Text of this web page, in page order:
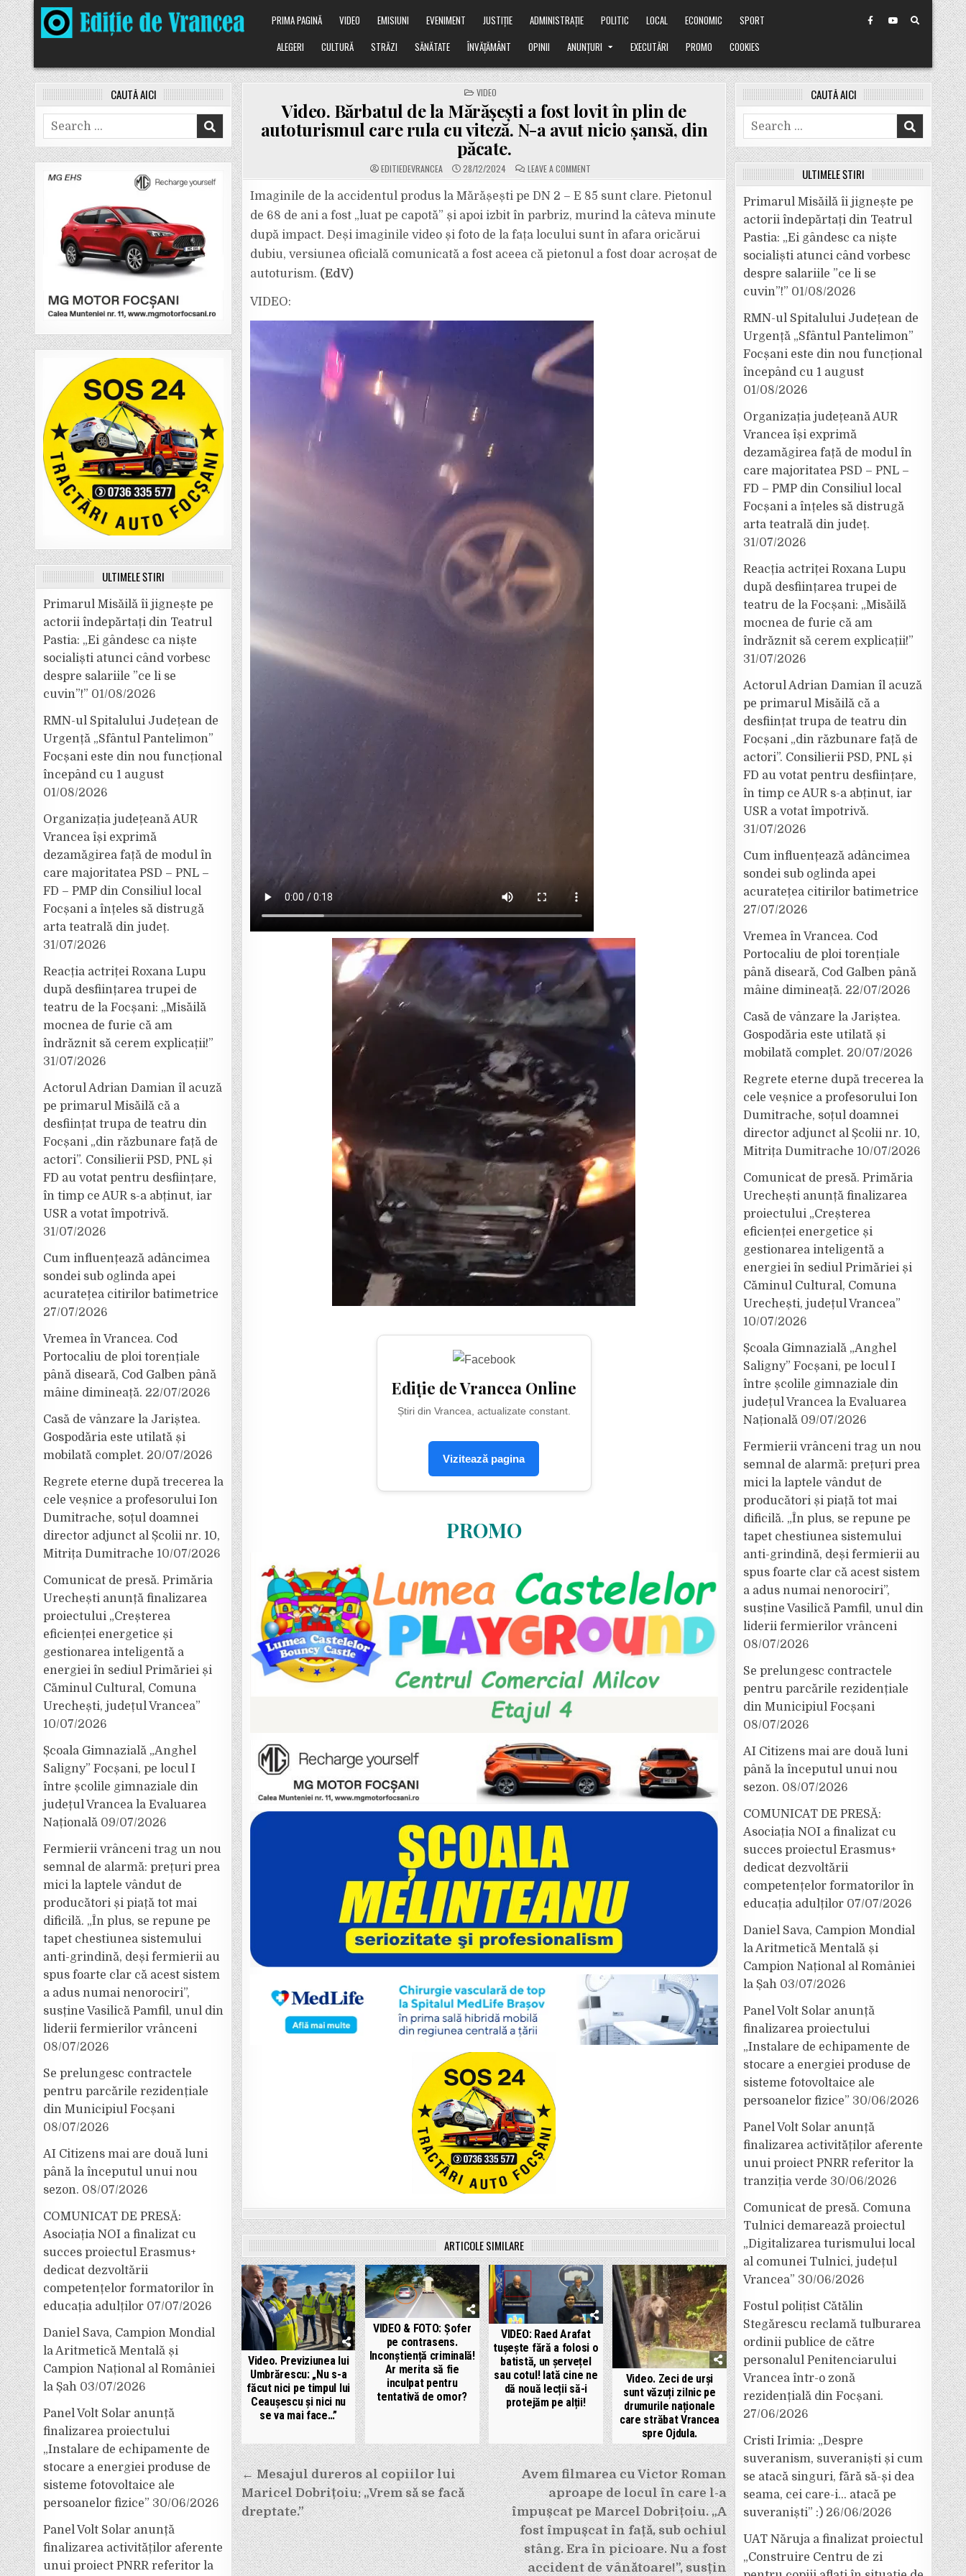
Skip
to
content
PRIMA PAGINĂ VIDEO EMISIUNI EVENIMENT JUSTIȚIE ADMINISTRAȚIE POLITIC LOCAL ECONOMIC
SPORT
ALEGERI
CULTURĂ STRĂZI SĂNĂTATE ÎNVĂȚĂMÂNT OPINII ANUNȚURI EXECUTĂRI PROMO COOKIES
POSTED
IN
VIDEO
Video. Bărbatul de la Mărășești a fost lovit în plin de
autoturismul care rula cu viteză. N-a avut nicio șansă, din
păcate.
EDITIEDEVRANCEA 28/12/2024 LEAVE A COMMENTON
VIDEO.
DE
LA
MĂRĂȘEȘTI
A
FOST
LOVIT
PLIN
A
AVUT
NICIO
Imaginile de la accidentul produs la Mărășești pe DN 2 – E 85 sunt clare. Pietonul
de 68 de ani a fost „luat pe capotă” și apoi izbit în parbriz, murind la câteva minute
după impact. Deși imaginile video și foto de la fața locului sunt în afara oricărui
dubiu, versiunea oficială comunicată a fost aceea că pietonul a fost doar acroșat de
autoturism. (EdV)
VIDEO:
Ediție de Vrancea Online
Știri din Vrancea, actualizate constant.
Vizitează pagina
PROMO
ARTICOLE SIMILARE
Video. Previziunea lui
Umbrărescu: „Nu s-a
făcut nici pe timpul lui
Ceaușescu și nici nu
se va mai face…”
VIDEO & FOTO: Șofer
pe contrasens.
Inconștiență criminală!
Ar merita să fie
inculpat pentru
tentativă de omor?
VIDEO: Raed Arafat
tușește fără a folosi o
batistă, un șervețel
sau cotul! Iată cine ne
dă nouă lecții să-i
protejăm pe alții!
Video. Zeci de urși
sunt văzuți zilnic pe
drumurile naționale
care străbat Vrancea
spre Ojdula.
Navigare
în
articole
Avem filmarea cu Victor Roman
aproape de locul în care l-a
împușcat pe Marcel Dobrițoiu. „A
fost împușcat în față, sub ochiul
stâng. Era în picioare. Nu a fost
accident de vânătoare!”, susțin
← Mesajul dureros al copiilor lui
Maricel Dobrițoiu: „Vrem să se facă
dreptate.”
CAUTĂ AICI
Search
for:
ULTIMELE ȘTIRI
Primarul Misăilă îi jignește pe
actorii îndepărtați din Teatrul
Pastia: „Ei gândesc ca niște
socialiști atunci când vorbesc
despre salariile ”ce li se
cuvin”!” 01/08/2026
RMN-ul Spitalului Județean de
Urgență „Sfântul Pantelimon”
Focșani este din nou funcțional
începând cu 1 august
01/08/2026
Organizația județeană AUR
Vrancea își exprimă
dezamăgirea față de modul în
care majoritatea PSD – PNL –
FD – PMP din Consiliul local
Focșani a înțeles să distrugă
arta teatrală din județ.
31/07/2026
Reacția actriței Roxana Lupu
după desființarea trupei de
teatru de la Focșani: „Misăilă
mocnea de furie că am
îndrăznit să cerem explicații!”
31/07/2026
Actorul Adrian Damian îl acuză
pe primarul Misăilă că a
desființat trupa de teatru din
Focșani „din răzbunare față de
actori”. Consilierii PSD, PNL și
FD au votat pentru desființare,
în timp ce AUR s-a abținut, iar
USR a votat împotrivă.
31/07/2026
Cum influențează adâncimea
sondei sub oglinda apei
acuratețea citirilor batimetrice
27/07/2026
Vremea în Vrancea. Cod
Portocaliu de ploi torențiale
până diseară, Cod Galben până
mâine dimineață. 22/07/2026
Casă de vânzare la Jariștea.
Gospodăria este utilată și
mobilată complet. 20/07/2026
Regrete eterne după trecerea la
cele veșnice a profesorului Ion
Dumitrache, soțul doamnei
director adjunct al Școlii nr. 10,
Mitrița Dumitrache 10/07/2026
Comunicat de presă. Primăria
Urechești anunță finalizarea
proiectului „Creșterea
eficienței energetice și
gestionarea inteligentă a
energiei în sediul Primăriei și
Căminul Cultural, Comuna
Urechești, județul Vrancea”
10/07/2026
Școala Gimnazială „Anghel
Saligny” Focșani, pe locul I
între școlile gimnaziale din
județul Vrancea la Evaluarea
Națională 09/07/2026
Fermierii vrânceni trag un nou
semnal de alarmă: prețuri prea
mici la laptele vândut de
producători și piață tot mai
dificilă. „În plus, se repune pe
tapet chestiunea sistemului
anti-grindină, deși fermierii au
spus foarte clar că acest sistem
a adus numai nenorociri”,
susține Vasilică Pamfil, unul din
liderii fermierilor vrânceni
08/07/2026
Se prelungesc contractele
pentru parcările rezidențiale
din Municipiul Focșani
08/07/2026
AI Citizens mai are două luni
până la începutul unui nou
sezon. 08/07/2026
COMUNICAT DE PRESĂ:
Asociația NOI a finalizat cu
succes proiectul Erasmus+
dedicat dezvoltării
competențelor formatorilor în
educația adulților 07/07/2026
Daniel Sava, Campion Mondial
la Aritmetică Mentală și
Campion Național al României
la Șah 03/07/2026
Panel Volt Solar anunță
finalizarea proiectului
„Instalare de echipamente de
stocare a energiei produse de
sisteme fotovoltaice ale
persoanelor fizice” 30/06/2026
Panel Volt Solar anunță
finalizarea activităților aferente
unui proiect PNRR referitor la
CAUTĂ AICI
Search
for:
ULTIMELE ȘTIRI
Primarul Misăilă îi jignește pe
actorii îndepărtați din Teatrul
Pastia: „Ei gândesc ca niște
socialiști atunci când vorbesc
despre salariile ”ce li se
cuvin”!” 01/08/2026
RMN-ul Spitalului Județean de
Urgență „Sfântul Pantelimon”
Focșani este din nou funcțional
începând cu 1 august
01/08/2026
Organizația județeană AUR
Vrancea își exprimă
dezamăgirea față de modul în
care majoritatea PSD – PNL –
FD – PMP din Consiliul local
Focșani a înțeles să distrugă
arta teatrală din județ.
31/07/2026
Reacția actriței Roxana Lupu
după desființarea trupei de
teatru de la Focșani: „Misăilă
mocnea de furie că am
îndrăznit să cerem explicații!”
31/07/2026
Actorul Adrian Damian îl acuză
pe primarul Misăilă că a
desființat trupa de teatru din
Focșani „din răzbunare față de
actori”. Consilierii PSD, PNL și
FD au votat pentru desființare,
în timp ce AUR s-a abținut, iar
USR a votat împotrivă.
31/07/2026
Cum influențează adâncimea
sondei sub oglinda apei
acuratețea citirilor batimetrice
27/07/2026
Vremea în Vrancea. Cod
Portocaliu de ploi torențiale
până diseară, Cod Galben până
mâine dimineață. 22/07/2026
Casă de vânzare la Jariștea.
Gospodăria este utilată și
mobilată complet. 20/07/2026
Regrete eterne după trecerea la
cele veșnice a profesorului Ion
Dumitrache, soțul doamnei
director adjunct al Școlii nr. 10,
Mitrița Dumitrache 10/07/2026
Comunicat de presă. Primăria
Urechești anunță finalizarea
proiectului „Creșterea
eficienței energetice și
gestionarea inteligentă a
energiei în sediul Primăriei și
Căminul Cultural, Comuna
Urechești, județul Vrancea”
10/07/2026
Școala Gimnazială „Anghel
Saligny” Focșani, pe locul I
între școlile gimnaziale din
județul Vrancea la Evaluarea
Națională 09/07/2026
Fermierii vrânceni trag un nou
semnal de alarmă: prețuri prea
mici la laptele vândut de
producători și piață tot mai
dificilă. „În plus, se repune pe
tapet chestiunea sistemului
anti-grindină, deși fermierii au
spus foarte clar că acest sistem
a adus numai nenorociri”,
susține Vasilică Pamfil, unul din
liderii fermierilor vrânceni
08/07/2026
Se prelungesc contractele
pentru parcările rezidențiale
din Municipiul Focșani
08/07/2026
AI Citizens mai are două luni
până la începutul unui nou
sezon. 08/07/2026
COMUNICAT DE PRESĂ:
Asociația NOI a finalizat cu
succes proiectul Erasmus+
dedicat dezvoltării
competențelor formatorilor în
educația adulților 07/07/2026
Daniel Sava, Campion Mondial
la Aritmetică Mentală și
Campion Național al României
la Șah 03/07/2026
Panel Volt Solar anunță
finalizarea proiectului
„Instalare de echipamente de
stocare a energiei produse de
sisteme fotovoltaice ale
persoanelor fizice” 30/06/2026
Panel Volt Solar anunță
finalizarea activităților aferente
unui proiect PNRR referitor la
tranziția verde 30/06/2026
Comunicat de presă. Comuna
Tulnici demarează proiectul
„Digitalizarea turismului local
al comunei Tulnici, județul
Vrancea” 30/06/2026
Fostul polițist Cătălin
Stegărescu reclamă tulburarea
ordinii publice de către
personalul Penitenciarului
Vrancea într-o zonă
rezidențială din Focșani.
27/06/2026
Cristi Irimia: „Despre
suveranism, suveraniști și cum
se atacă singuri, fără să-și dea
seama, cei care-i… atacă pe
suveraniști” :) 26/06/2026
UAT Năruja a finalizat proiectul
„Construire Centru de zi